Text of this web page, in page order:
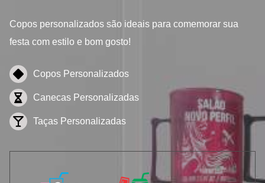
Copos personalizados são ideais para comemorar sua
festa com estilo e bom gosto!
Copos Personalizados
Canecas Personalizadas
Taças Personalizadas